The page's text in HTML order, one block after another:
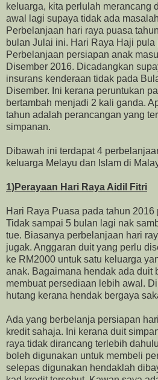
keluarga, kita perlulah merancang
awal lagi supaya tidak ada
Perbelanjaan hari raya puasa
bulan Julai ini. Hari Raya Haji pula
Perbelanjaan persiapan anak
Disember 2016. Dicadangkan
insurans kenderaan tidak pada
Disember. Ini kerana peruntukan
bertambah menjadi 2 kali ganda.
tahun adalah perancangan yang
simpanan.
Dibawah ini terdapat 4
keluarga Melayu dan Islam di
1)Perayaan Hari Raya Aidil Fitri
Hari Raya Puasa pada tahun
Tidak sampai 5 bulan lagi nak
tue. Biasanya perbelanjaan hari
jugak. Anggaran duit yang perlu
ke RM2000 untuk satu keluarga
anak. Bagaimana hendak ada duit
membuat persediaan lebih awal.
hutang kerana hendak bergaya
Ada yang berbelanja persiapan
kredit sahaja. Ini kerana duit
raya tidak dirancang terlebih
boleh digunakan untuk membeli
selepas digunakan hendaklah